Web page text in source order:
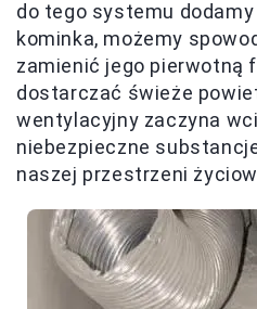
do tego systemu
kominka, możemy
zamienić jego pierwotną
dostarczać świeże
wentylacyjny zaczyna
niebezpieczne
naszej przestrzeni